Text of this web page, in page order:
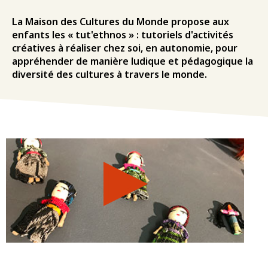
La Maison des Cultures du Monde propose aux
enfants les « tut'ethnos » : tutoriels d'activités
créatives à réaliser chez soi, en autonomie, pour
appréhender de manière ludique et pédagogique la
diversité des cultures à travers le monde.